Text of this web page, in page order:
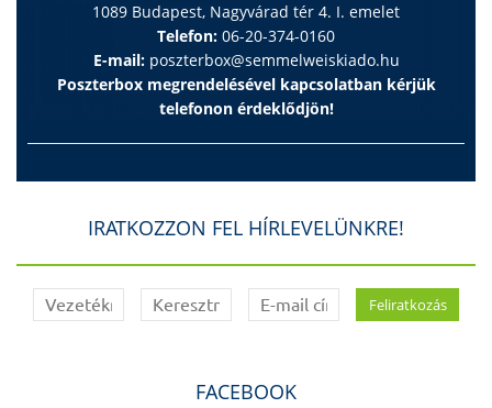
1089 Budapest, Nagyvárad tér 4. I. emelet
Telefon: 06-20-374-0160
E-mail: poszterbox@semmelweiskiado.hu
Poszterbox megrendelésével kapcsolatban kérjük
telefonon érdeklődjön!
IRATKOZZON FEL HÍRLEVELÜNKRE!
FACEBOOK